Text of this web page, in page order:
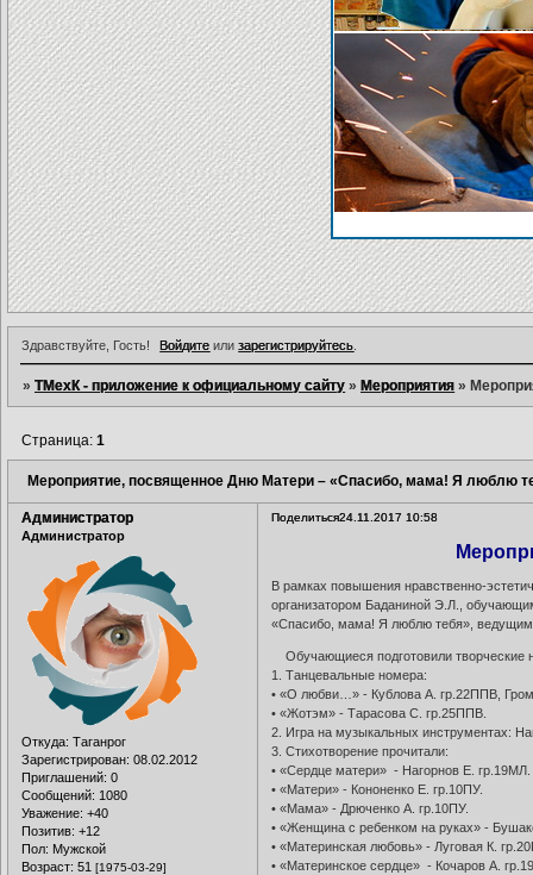
Здравствуйте, Гость! Войдите илизарегистрируйтесь
»ТМехК - приложение к официальному сайту » Мероприятия »
Мероприятие, посвященное Дню Матери – «Спасибо, мама! Я люблю
Страница:1
Поделиться24.11.2017 10:58
Администратор
Администратор
Откуда: Таганрог
Зарегистрирован: 08.02.2012
Приглашений: 0
Сообщений: 1080
Уважение: +40
Позитив: +12
Пол: Мужской
Возраст: 51 [1975-03-29]
В рамках повышения нравственно-
организатором Баданиной Э.Л.,
«Спасибо, мама! Я люблю тебя»,
Обучающиеся подготовили творческие
1. Танцевальные номера:
• «О любви…» - Кублова А. гр.22ППВ,
• «Жотэм» - Тарасова С. гр.25ППВ.
2. Игра на музыкальных инструментах:
3. Стихотворение прочитали:
• «Сердце матери» - Нагорнов Е. гр.19МЛ.
• «Матери» - Кононенко Е. гр.10ПУ.
• «Мама» - Дрюченко А. гр.10ПУ.
• «Женщина с ребенком на руках» -
• «Материнская любовь» - Луговая К.
• «Материнское сердце» - Кочаров А.